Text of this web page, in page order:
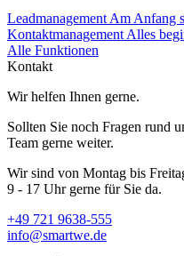
Leadmanagement Am Anfang
Kontaktmanagement Alles
Alle Funktionen
Kontakt
Wir helfen Ihnen gerne.
Sollten Sie noch Fragen rund
Team gerne weiter.
Wir sind von Montag bis
9 - 17 Uhr gerne für Sie da.
+49 721 9638-555
info@smartwe.de